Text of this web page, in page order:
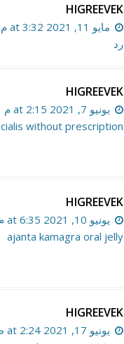
HIGREEVEK
مايو 11, 2021 at 3:32 م
رد
HIGREEVEK
يونيو 7, 2021 at 2:15 م
cialis without prescription
HIGREEVEK
يونيو 10, 2021 at 6:35 م
ajanta kamagra oral jelly
HIGREEVEK
يونيو 17, 2021 at 2:24 ص